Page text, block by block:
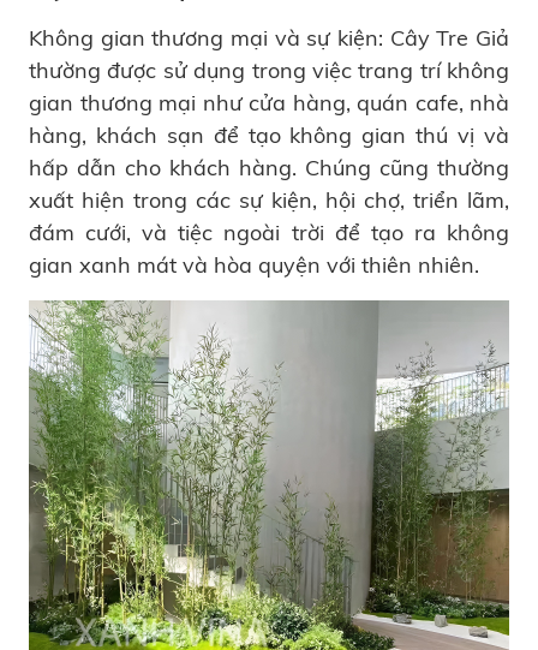
Không gian thương mại và sự kiện: Cây Tre Giả
thường được sử dụng trong việc trang trí không
gian thương mại như cửa hàng, quán cafe, nhà
hàng, khách sạn để tạo không gian thú vị và
hấp dẫn cho khách hàng. Chúng cũng thường
xuất hiện trong các sự kiện, hội chợ, triển lãm,
đám cưới, và tiệc ngoài trời để tạo ra không
gian xanh mát và hòa quyện với thiên nhiên.